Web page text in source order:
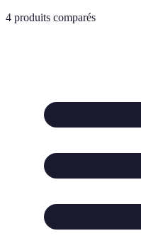
4 produits comparés